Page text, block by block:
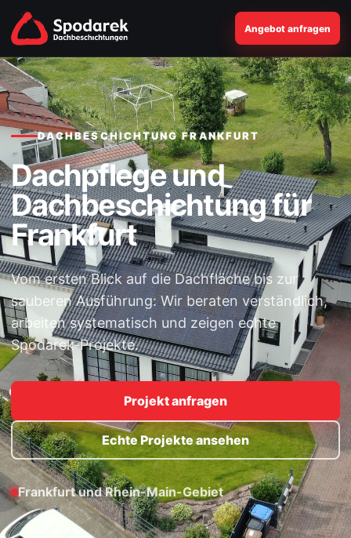
Angebot anfragen
DACHBESCHICHTUNG FRANKFURT
Dachpflege und
Dachbeschichtung für
Frankfurt
Vom ersten Blick auf die Dachfläche bis zur
sauberen Ausführung: Wir beraten verständlich,
arbeiten systematisch und zeigen echte
Spodarek-Projekte.
Projekt anfragen
Echte Projekte ansehen
Frankfurt und Rhein-Main-Gebiet